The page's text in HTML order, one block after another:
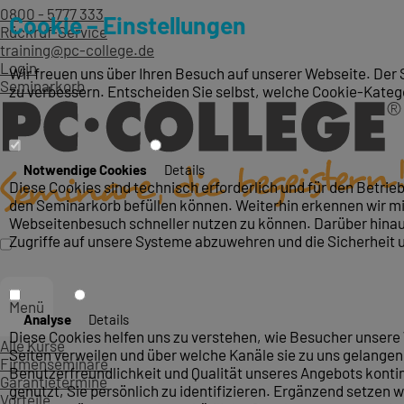
0800 - 5777 333
Rückruf-Service
training@pc-college.de
Login
Seminarkorb
Menü
Alle Kurse
Firmenseminare
Garantietermine
Vorteile
Cookie – Einstellungen
Wir freuen uns über Ihren Besuch auf unserer Webseite.
zu verbessern. Entscheiden Sie selbst, welche Cookie-
Notwendige Cookies Details
Diese Cookies sind technisch erforderlich und für den
den Seminarkorb befüllen können. Weiterhin erkennen wir
Webseitenbesuch schneller nutzen zu können. Darüber
Zugriffe auf unsere Systeme abzuwehren und die Sicherheit
Analyse Details
Diese Cookies helfen uns zu verstehen, wie Besucher
Seiten verweilen und über welche Kanäle sie zu uns
Benutzerfreundlichkeit und Qualität unseres Angebots
genutzt, Sie persönlich zu identifizieren. Ergänzend